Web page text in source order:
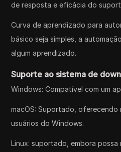
de resposta e eficácia do
Curva de aprendizado para
básico seja simples, a
algum aprendizado.
Suporte ao sistema de
Windows: Compatível com um
macOS: Suportado, oferecendo
usuários do Windows.
Linux: suportado, embora